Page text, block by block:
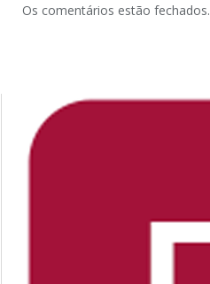
Os comentários estão fechados.